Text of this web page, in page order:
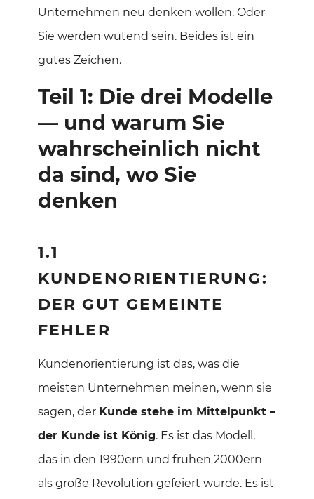
Unternehmen neu denken wollen. Oder
Sie werden wütend sein. Beides ist ein
gutes Zeichen.
Teil 1: Die drei Modelle
— und warum Sie
wahrscheinlich nicht
da sind, wo Sie
denken
1.1
KUNDENORIENTIERUNG:
DER GUT GEMEINTE
FEHLER
Kundenorientierung ist das, was die
meisten Unternehmen meinen, wenn sie
sagen, der Kunde stehe im Mittelpunkt –
der Kunde ist König. Es ist das Modell,
das in den 1990ern und frühen 2000ern
als große Revolution gefeiert wurde. Es ist